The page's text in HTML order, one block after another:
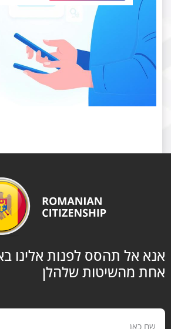
אל תהסס לפנות אלינו
מהשיטות שלהלן